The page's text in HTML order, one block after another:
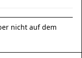
nicht auf dem